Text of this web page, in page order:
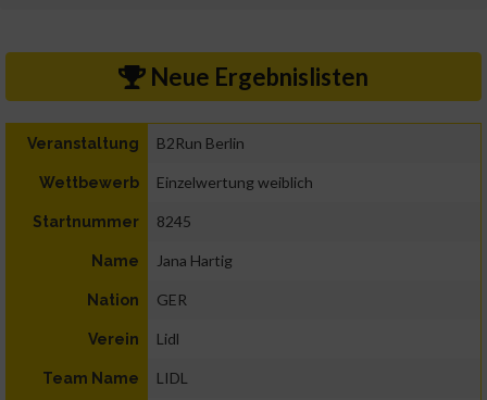
Neue Ergebnislisten
Veranstaltung B2Run Berlin
Wettbewerb Einzelwertung weiblich
Startnummer 8245
Name Jana Hartig
Nation GER
Verein Lidl
Team Name LIDL